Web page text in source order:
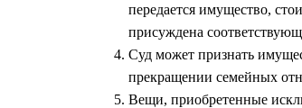
передается имущество,
присуждена
Суд может признать
прекращении семейных
Вещи, приобретенные